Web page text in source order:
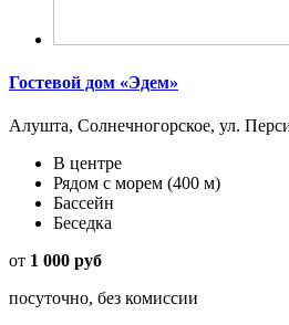
Гостевой дом «Эдем»
Алушта, Солнечногорское, ул.
В центре
Рядом с морем (400 м)
Бассейн
Беседка
от 1 000 руб
посуточно, без комиссии